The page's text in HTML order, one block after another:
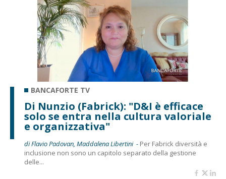
BANCAFORTE TV
Di Nunzio (Fabrick): "D&I è efficace
solo se entra nella cultura valoriale
e organizzativa"
di Flavio Padovan, Maddalena Libertini - Per Fabrick diversità e
inclusione non sono un capitolo separato della gestione
delle...